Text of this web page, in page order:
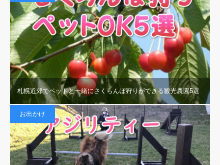
札幌近郊でペットと一緒にさくらんぼ狩りができる観光農園5選
お出かけ